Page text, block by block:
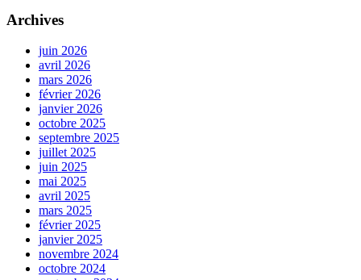
Archives
juin 2026
avril 2026
mars 2026
février 2026
janvier 2026
octobre 2025
septembre 2025
juillet 2025
juin 2025
mai 2025
avril 2025
mars 2025
février 2025
janvier 2025
novembre 2024
octobre 2024